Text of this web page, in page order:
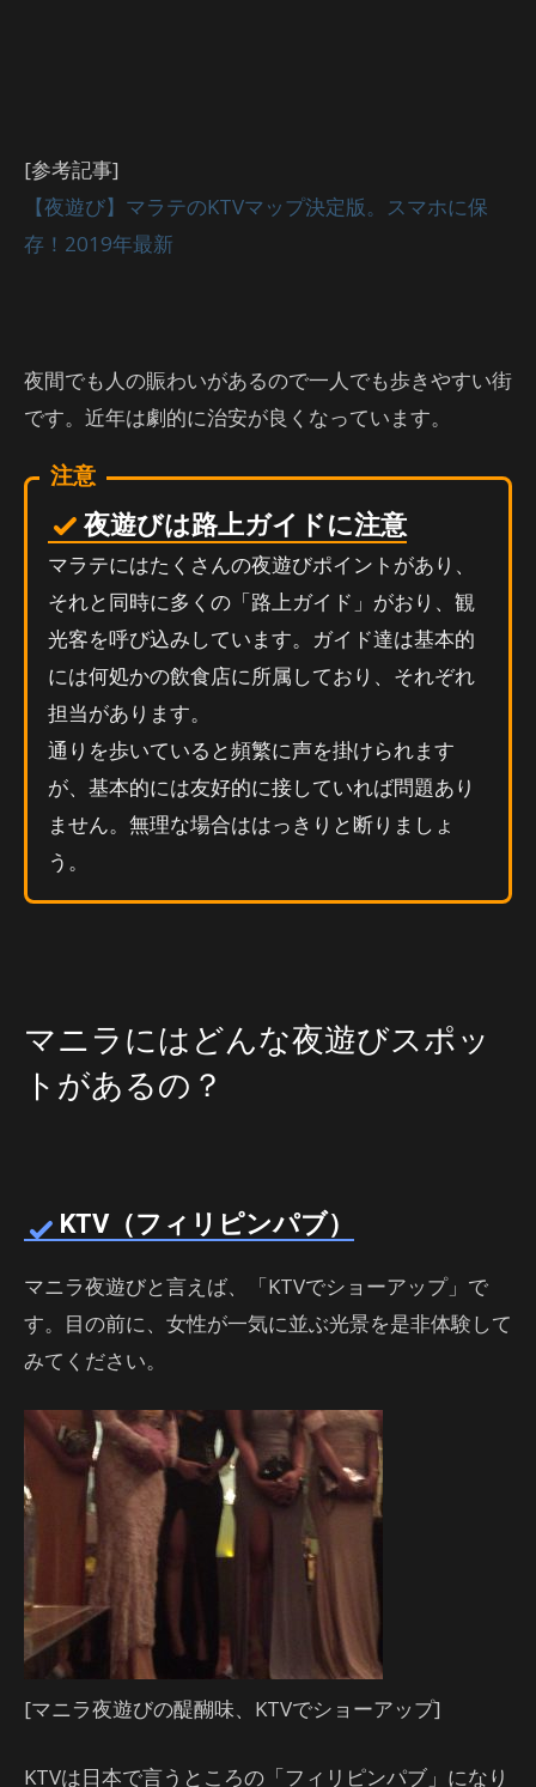
[参考記事]
【夜遊び】マラテのKTVマップ決定版。スマホに保
存！2019年最新
夜間でも人の賑わいがあるので一人でも歩きやすい街
です。近年は劇的に治安が良くなっています。
注意
夜遊びは路上ガイドに注意
マラテにはたくさんの夜遊びポイントがあり、
それと同時に多くの「路上ガイド」がおり、観
光客を呼び込みしています。ガイド達は基本的
には何処かの飲食店に所属しており、それぞれ
担当があります。
通りを歩いていると頻繁に声を掛けられます
が、基本的には友好的に接していれば問題あり
ません。無理な場合ははっきりと断りましょ
う。
マニラにはどんな夜遊びスポッ
トがあるの？
KTV（フィリピンパブ）
マニラ夜遊びと言えば、「KTVでショーアップ」で
す。目の前に、女性が一気に並ぶ光景を是非体験して
みてください。
[マニラ夜遊びの醍醐味、KTVでショーアップ]
KTVは日本で言うところの「フィリピンパブ」になり